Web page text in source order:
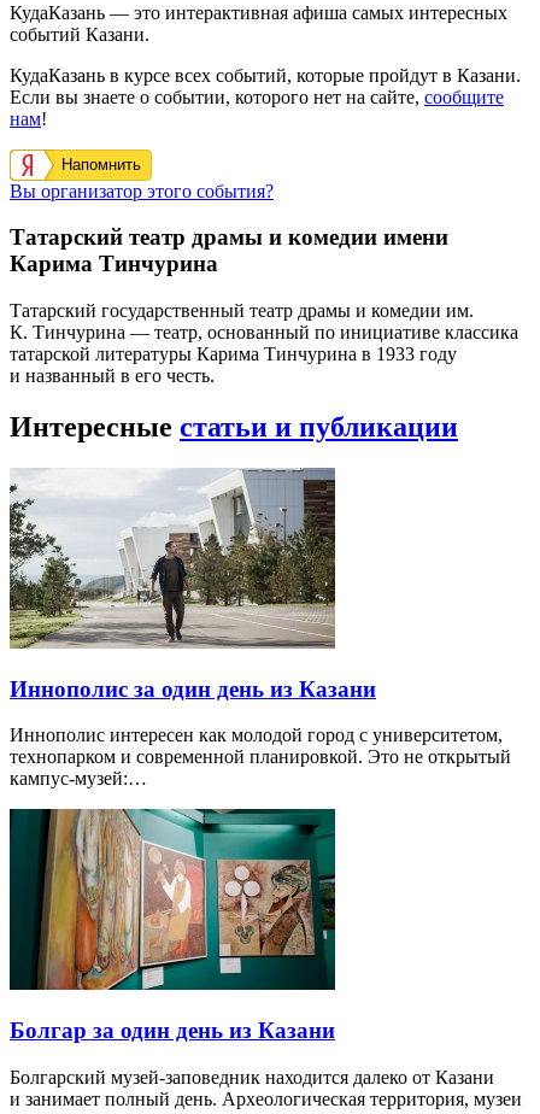
КудаКазань — это интерактивная афиша самых интересных
событий Казани.
КудаКазань в курсе всех событий, которые пройдут в Казани.
Если вы знаете о событии, которого нет на сайте, сообщите
нам!
Напомнить
Вы организатор этого события?
Татарский театр драмы и комедии имени
Карима Тинчурина
Татарский государственный театр драмы и комедии им.
К. Тинчурина — театр, основанный по инициативе классика
татарской литературы Карима Тинчурина в 1933 году
и названный в его честь.
Интересные статьи и публикации
Иннополис за один день из Казани
Иннополис интересен как молодой город с университетом,
технопарком и современной планировкой. Это не открытый
кампус-музей:…
Болгар за один день из Казани
Болгарский музей-заповедник находится далеко от Казани
и занимает полный день. Археологическая территория, музеи